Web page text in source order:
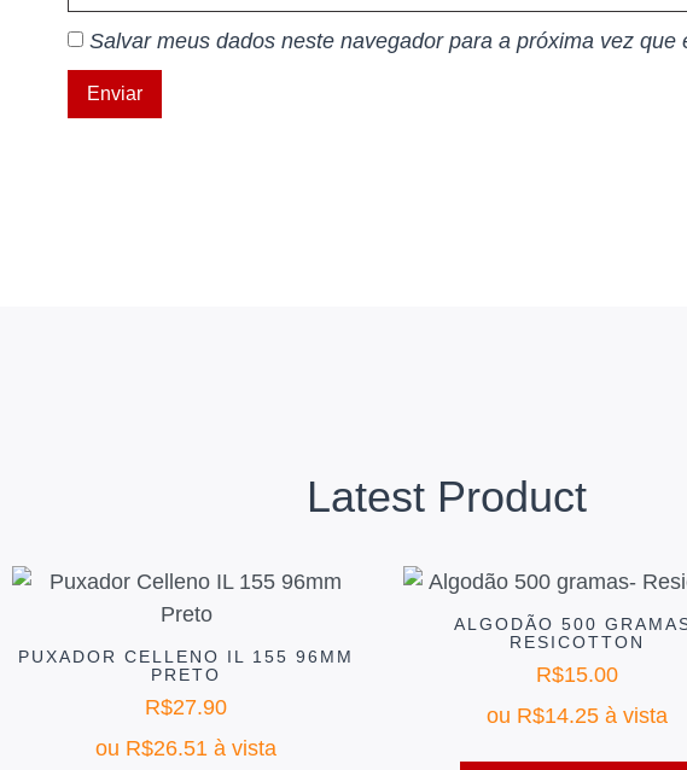
Salvar meus dados neste navegador para a próxima vez que
Latest Product
PUXADOR CELLENO IL 155 96MM
PRETO
R$27.90
ou R$26.51 à vista
ALGODÃO 500
RESICOTTON
R$15.00
ou R$14.25 à vista